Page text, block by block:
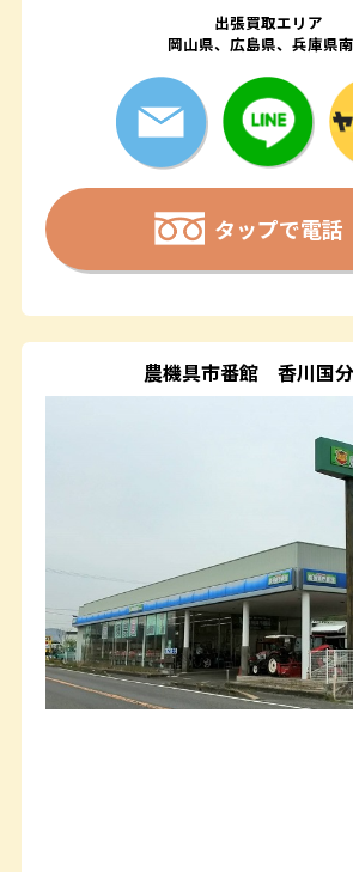
出張買取エリア
岡山県、広島県、兵庫県
タップで電話
農機具市番館 香川国